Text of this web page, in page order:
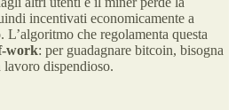
incentivati economicamente a
che regolamenta questa
work: per guadagnare bitcoin, bisogna
dispendioso.